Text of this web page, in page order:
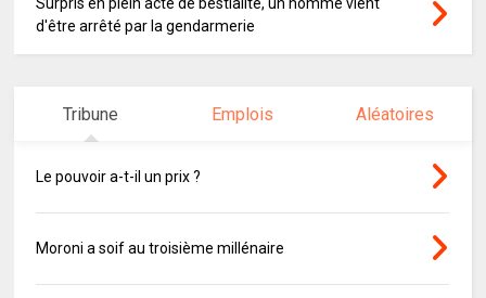
d'être arrêté par la gendarmerie
Tribune Emplois Aléatoires
Le pouvoir a-t-il un prix ?
Moroni a soif au troisième millénaire